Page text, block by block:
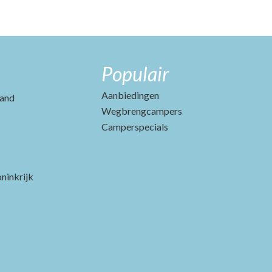
Populair
Aanbiedingen
Wegbrengcampers
Camperspecials